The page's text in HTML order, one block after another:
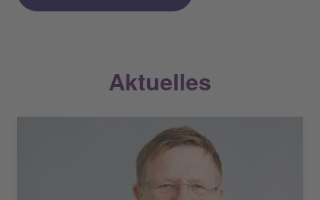
Aktuelles